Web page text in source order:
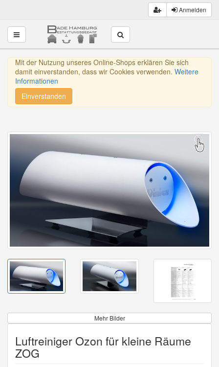
Anmelden
Toggle navigation
Mit der Nutzung unseres Online-Shops erklären Sie sich
damit einverstanden, dass wir Cookies verwenden. Weitere
Informationen
Einverstanden
Mehr Bilder
Luftreiniger Ozon für kleine Räume
ZOG